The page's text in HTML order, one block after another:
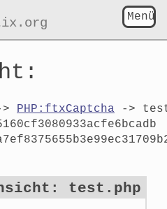
Menü
PHP:ftxCaptcha ->
test.php